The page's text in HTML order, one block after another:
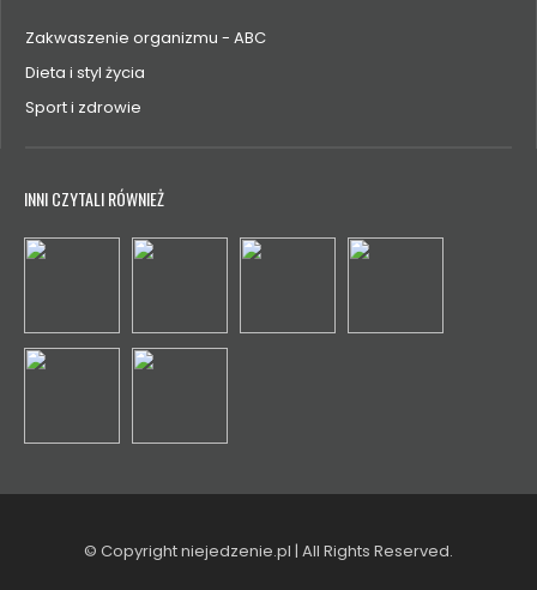
Zakwaszenie organizmu - ABC
Dieta i styl życia
Sport i zdrowie
INNI CZYTALI RÓWNIEŻ
© Copyright niejedzenie.pl | All Rights Reserved.